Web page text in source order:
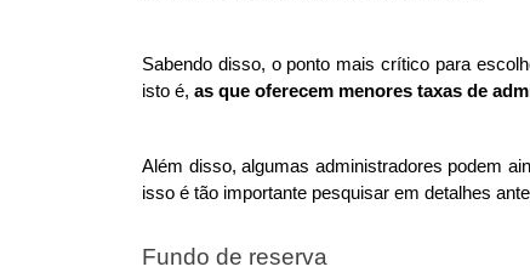
Sabendo disso, o ponto mais crítico para
isto é, as que oferecem menores taxas de
Além disso, algumas administradores podem
isso é tão importante pesquisar em detalhes
Fundo de reserva